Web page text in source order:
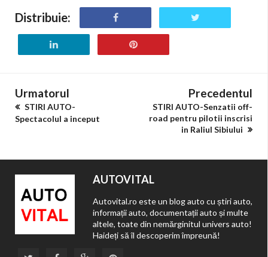
Distribuie:
Urmatorul
STIRI AUTO-
Spectacolul a inceput
Precedentul
STIRI AUTO-Senzatii off-
road pentru pilotii inscrisi
in Raliul Sibiului
AUTOVITAL
Autovital.ro este un blog auto cu știri auto,
informații auto, documentații auto și multe
altele, toate din nemărginitul univers auto!
Haideți să îl descoperim împreună!